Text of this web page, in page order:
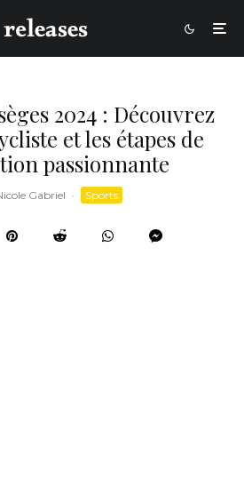
2024 : Découvrez
et les étapes de
passionnante
Gabriel · Sports